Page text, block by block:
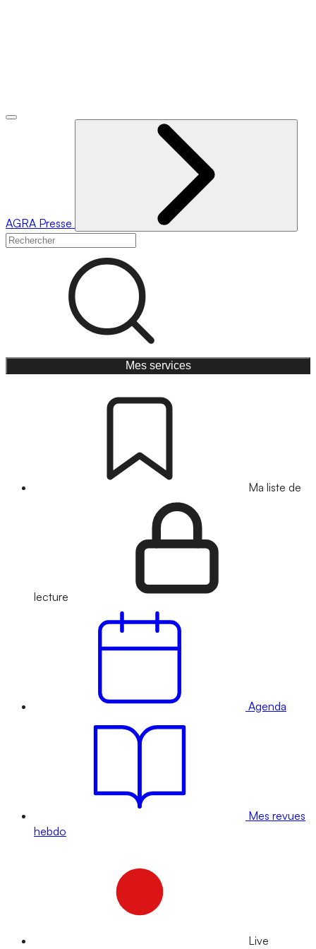
AGRA Presse
Mes services
Ma liste de
lecture
Agenda
Mes revues
hebdo
Live